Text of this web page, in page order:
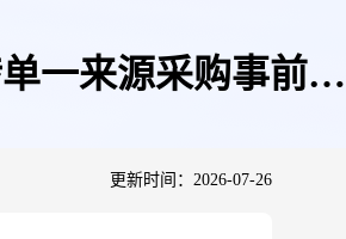
一来源采购事前公
更新时间：2026-07-26